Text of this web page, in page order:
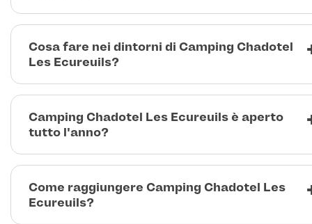
Cosa fare nei dintorni di Camping Chadotel
Les Ecureuils?
Camping Chadotel Les Ecureuils è aperto
tutto l'anno?
Come raggiungere Camping Chadotel Les
Ecureuils?